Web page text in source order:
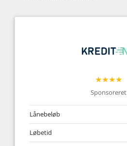
★★★★
Sponsoreret
Lånebeløb
Løbetid